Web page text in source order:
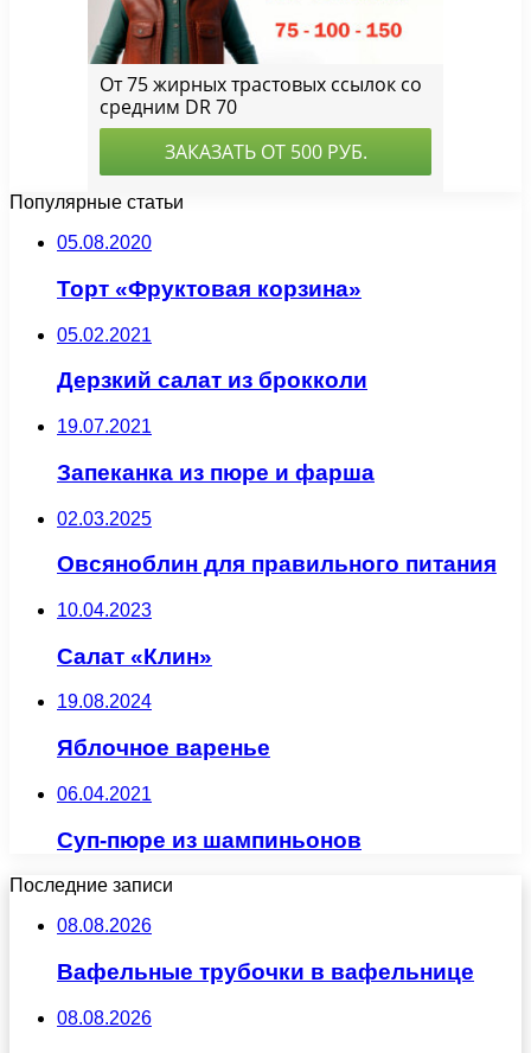
Популярные статьи
05.08.2020
Торт «Фруктовая корзина»
05.02.2021
Дерзкий салат из брокколи
19.07.2021
Запеканка из пюре и фарша
02.03.2025
Овсяноблин для правильного питания
10.04.2023
Салат «Клин»
19.08.2024
Яблочное варенье
06.04.2021
Суп-пюре из шампиньонов
Последние записи
08.08.2026
Вафельные трубочки в вафельнице
08.08.2026